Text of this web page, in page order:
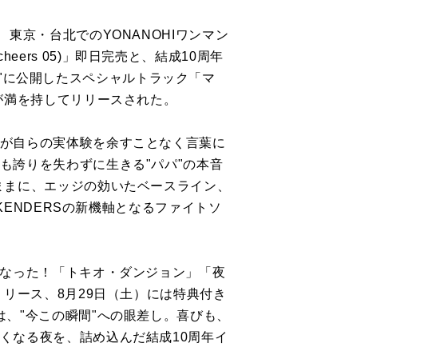
東京・台北でのYONANOHIワンマン
05)」即日完売と、結成10周年
公開したスペシャルトラック「マ
を持してリリースされた。
自らの実体験を余すことなく言葉に
誇りを失わずに生きる"パパ"の本音
に、エッジの効いたベースライン、
の新機軸となるファイトソ
った！「トキオ・ダンジョン」「夜
ース、8月29日（土）には特典付き
"今この瞬間"への眼差し。喜びも、
なる夜を、詰め込んだ結成10周年イ